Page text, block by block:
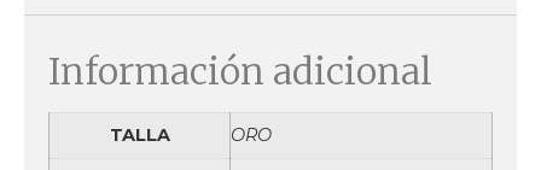
Información adicional
TALLA ORO